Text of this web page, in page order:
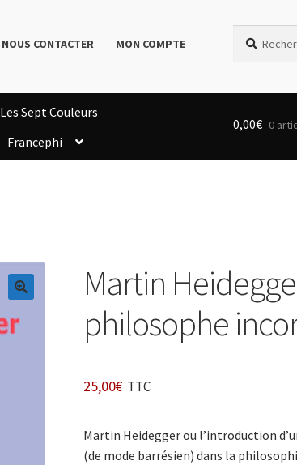
NOUS CONTACTER MON COMPTE
pour :
Les Sept Couleurs
Francephi
0,00€ 0
Martin
philosophe
25,00€ TTC
Martin Heidegger ou l’introduction
(de mode barrésien) dans la